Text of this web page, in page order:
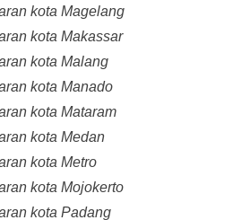
kota Magelang
kota Makassar
kota Malang
kota Manado
kota Mataram
kota Medan
kota Metro
kota Mojokerto
kota Padang